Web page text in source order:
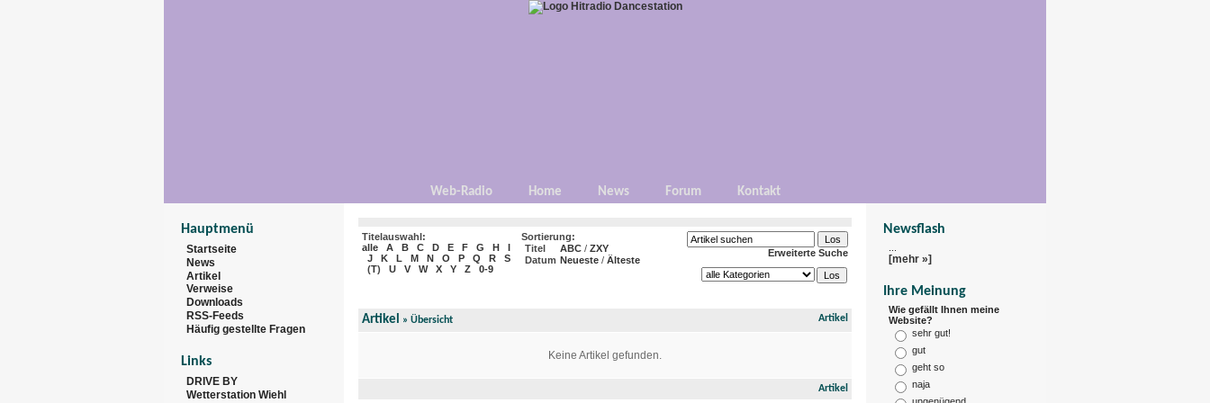
Web-Radio Home News Forum Kontakt
Hauptmenü
Startseite
News
Artikel
Verweise
Downloads
RSS-Feeds
Häufig gestellte Fragen
Links
DRIVE BY
Wetterstation Wiehl
Titelauswahl:
alle
A B C D E F G H
I
J
K L M N O P Q R
S
(T) U V W X Y Z 0-9
Sortierung:
Titel
ABC / ZXY
Datum Neueste / Älteste
Erweiterte Suche
Artikel » Übersicht Artikel
Keine Artikel gefunden.
Artikel
Newsflash
[mehr »]
Ihre Meinung
Wie gefällt Ihnen meine
Website?
sehr gut!
gut
geht so
naja